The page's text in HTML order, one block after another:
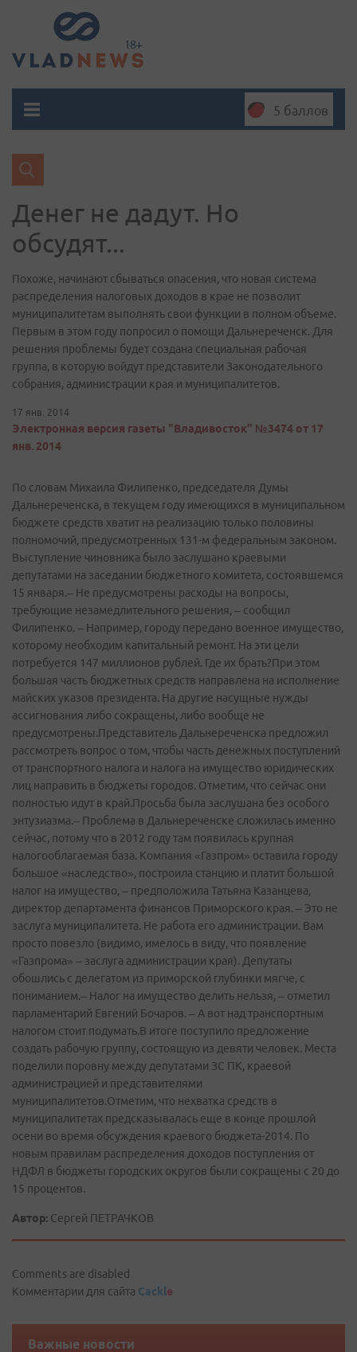
5 баллов
Денег не дадут. Но
обсудят...
Похоже, начинают сбываться опасения, что новая система
распределения налоговых доходов в крае не позволит
муниципалитетам выполнять свои функции в полном объеме.
Первым в этом году попросил о помощи Дальнереченск. Для
решения проблемы будет создана специальная рабочая
группа, в которую войдут представители Законодательного
собрания, администрации края и муниципалитетов.
17 янв. 2014
Электронная версия газеты "Владивосток" №3474 от 17
янв. 2014
По словам Михаила Филипенко, председателя Думы
Дальнереченска, в текущем году имеющихся в муниципальном
бюджете средств хватит на реализацию только половины
полномочий, предусмотренных 131-м федеральным законом.
Выступление чиновника было заслушано краевыми
депутатами на заседании бюджетного комитета, состоявшемся
15 января.– Не предусмотрены расходы на вопросы,
требующие незамедлительного решения, – сообщил
Филипенко. – Например, городу передано военное имущество,
которому необходим капитальный ремонт. На эти цели
потребуется 147 миллионов рублей. Где их брать?При этом
большая часть бюджетных средств направлена на исполнение
майских указов президента. На другие насущные нужды
ассигнования либо сокращены, либо вообще не
предусмотрены.Представитель Дальнереченска предложил
рассмотреть вопрос о том, чтобы часть денежных поступлений
от транспортного налога и налога на имущество юридических
лиц направить в бюджеты городов. Отметим, что сейчас они
полностью идут в край.Просьба была заслушана без особого
энтузиазма.– Проблема в Дальнереченске сложилась именно
сейчас, потому что в 2012 году там появилась крупная
налогооблагаемая база. Компания «Газпром» оставила городу
большое «наследство», построила станцию и платит большой
налог на имущество, – предположила Татьяна Казанцева,
директор департамента финансов Приморского края. – Это не
заслуга муниципалитета. Не работа его администрации. Вам
просто повезло (видимо, имелось в виду, что появление
«Газпрома» – заслуга администрации края). Депутаты
обошлись с делегатом из приморской глубинки мягче, с
пониманием.– Налог на имущество делить нельзя, – отметил
парламентарий Евгений Бочаров. – А вот над транспортным
налогом стоит подумать.В итоге поступило предложение
создать рабочую группу, состоящую из девяти человек. Места
поделили поровну между депутатами ЗС ПК, краевой
администрацией и представителями
муниципалитетов.Отметим, что нехватка средств в
муниципалитетах предсказывалась еще в конце прошлой
осени во время обсуждения краевого бюджета-2014. По
новым правилам распределения доходов поступления от
НДФЛ в бюджеты городских округов были сокращены с 20 до
15 процентов.
Автор: Сергей ПЕТРАЧКОВ
Comments are disabled
Комментарии для сайта Cackle
Важные новости